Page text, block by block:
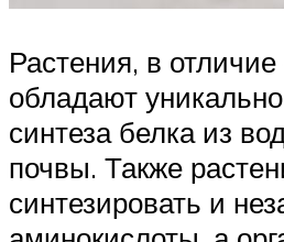
Растения, в
обладают
синтеза белка из
почвы. Также
синтезировать и